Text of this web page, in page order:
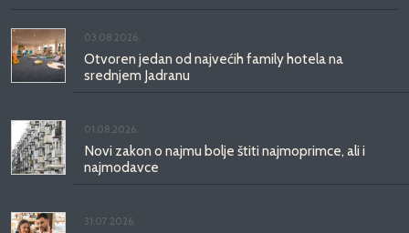
03.08.2026.
Otvoren jedan od najvećih family hotela na
srednjem Jadranu
01.08.2026.
Novi zakon o najmu bolje štiti najmoprimce, ali i
najmodavce
31.07.2026.